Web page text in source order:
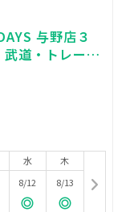
与野店３
道・トレーニ
水
8/12
木
8/13